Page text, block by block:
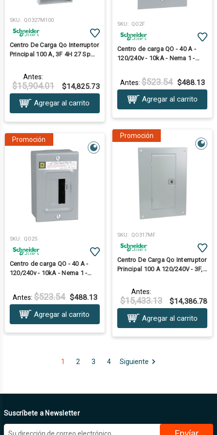
SKU: QO327M100
Centro De Carga Qo Interruptor
Principal 100 A, 3F 4H 27 Sp
Antes:
$15,904.01
$14,825.73
Agregar al carrito
SKU: QO2F
Centro de carga QO - 40 A -
120/240v - 10kA - Nema 1 -
Antes:$523.54 $488.13
Agregar al carrito
Promoción
SKU: QO2S
Centro de carga QO - 40 A -
120/240v - 10kA - Nema 1 -
Antes:$523.54 $488.13
Agregar al carrito
Promoción
SKU: QO317MF
Centro De Carga Qo Interruptor
Principal 100 A 120/240V - 3F,
Antes:
$15,433.13
$14,386.78
Agregar al carrito
1 2 3 4 Siguiente
Suscríbete a Newsletter